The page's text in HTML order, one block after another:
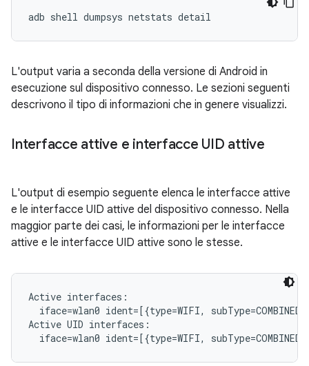
L'output varia a seconda della versione di Android in
esecuzione sul dispositivo connesso. Le sezioni seguenti
descrivono il tipo di informazioni che in genere visualizzi.
Interfacce attive e interfacce UID attive
L'output di esempio seguente elenca le interfacce attive
e le interfacce UID attive del dispositivo connesso. Nella
maggior parte dei casi, le informazioni per le interfacce
attive e le interfacce UID attive sono le stesse.
Active interfaces:
iface=wlan0 ident=[{type=WIFI,
Active UID interfaces: